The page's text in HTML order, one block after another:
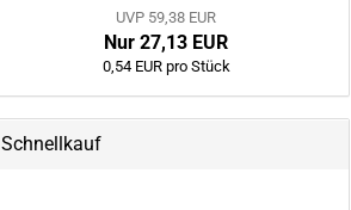
UVP 59,38 EUR
Nur 27,13 EUR
0,54 EUR pro Stück
Schnellkauf